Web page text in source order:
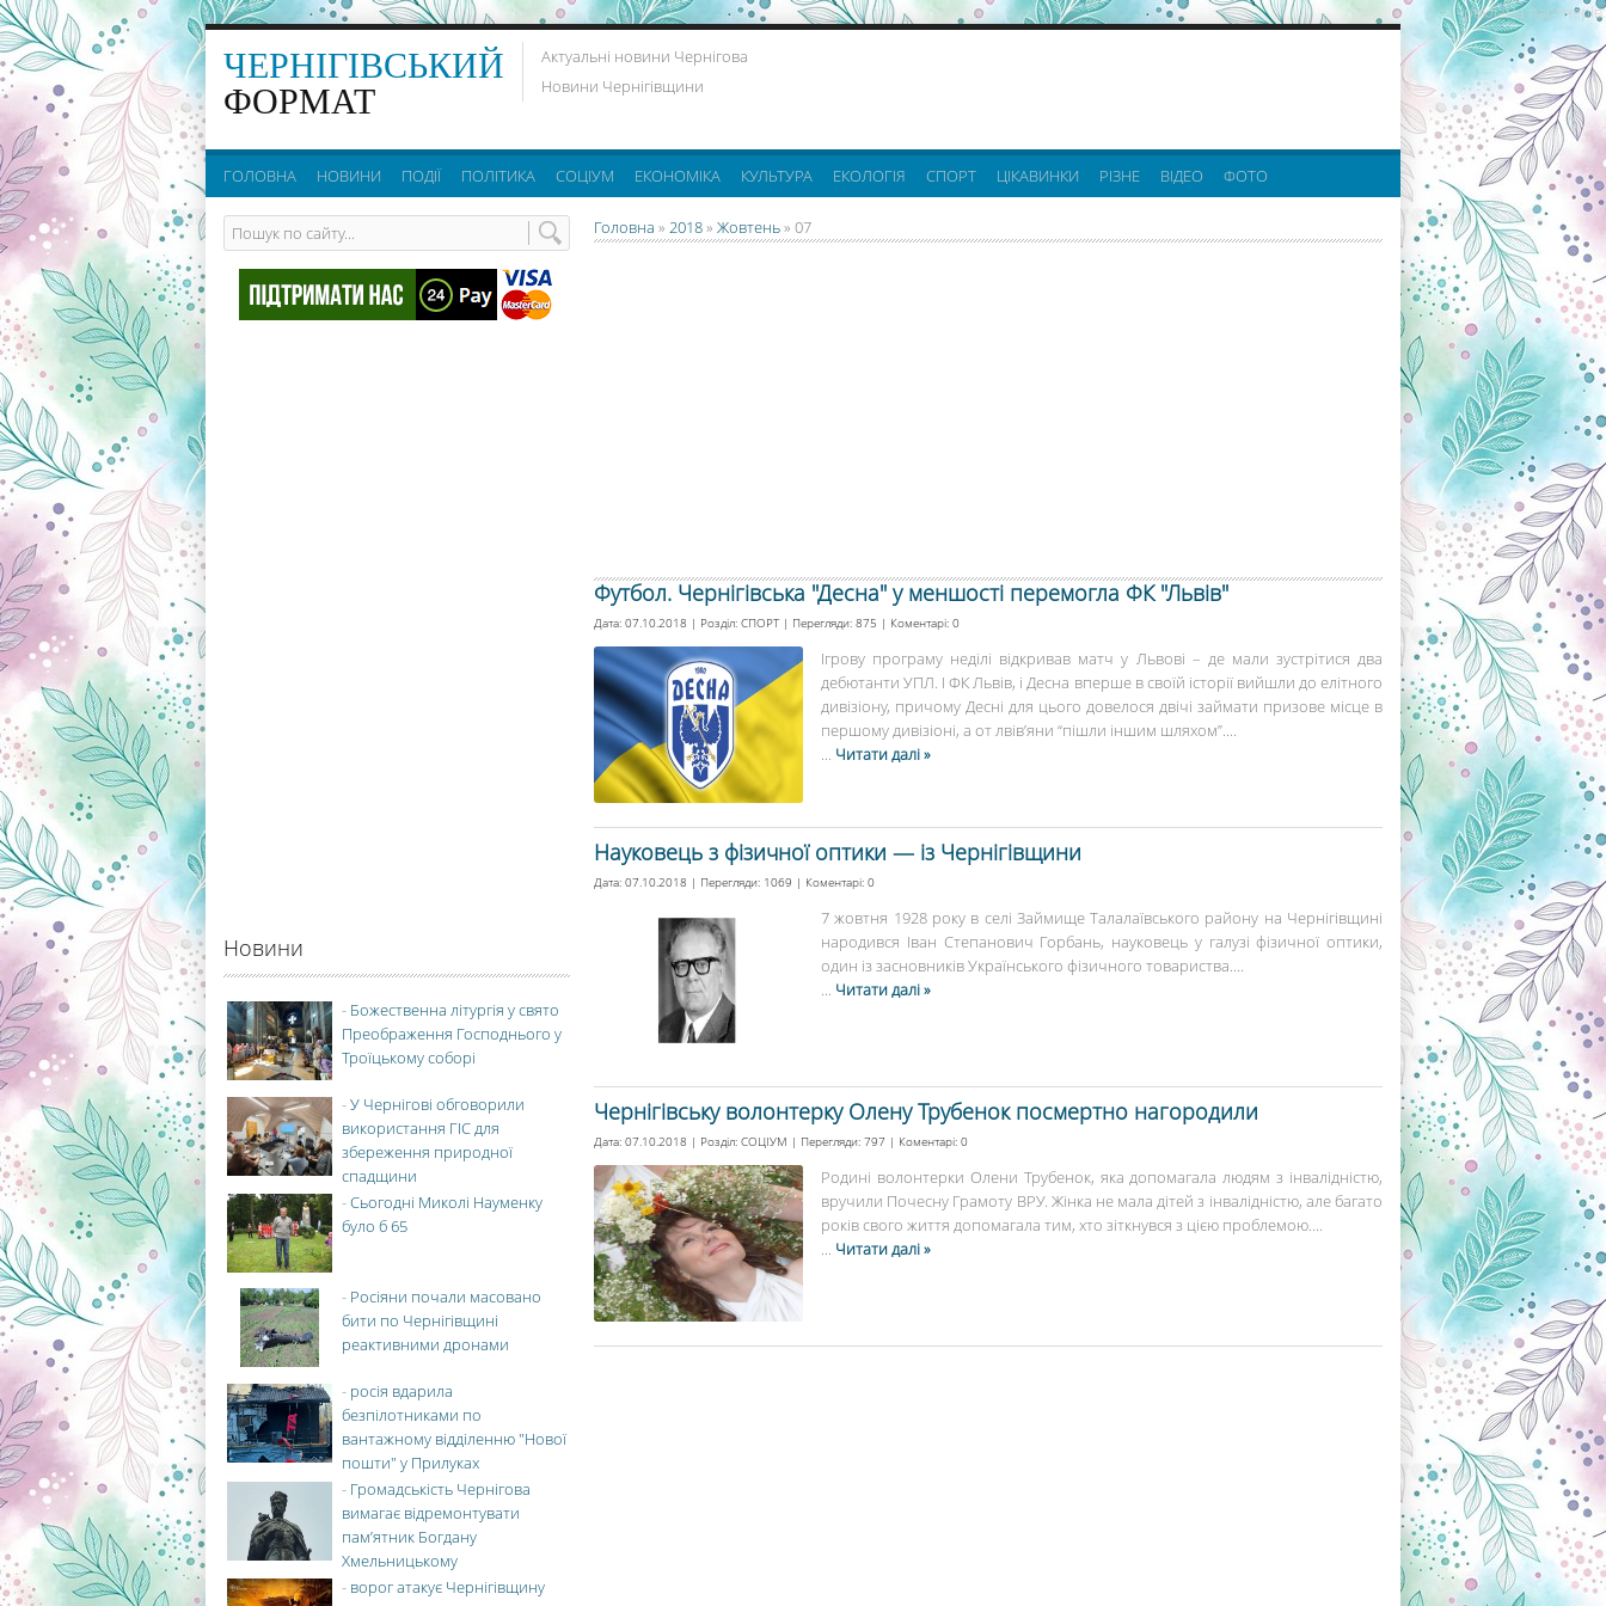
реклама партнерів:
ЧЕРНІГІВСЬКИЙ
ФОРМАТ
Актуальні новини Чернігова
Новини Чернігівщини
ГОЛОВНА НОВИНИ ПОДІЇ ПОЛІТИКА СОЦІУМ ЕКОНОМІКА КУЛЬТУРА ЕКОЛОГІЯ СПОРТ ЦІКАВИНКИ РІЗНЕ ВІДЕО ФОТО
Головна » 2018» Жовтень» 07
Футбол. Чернігівська "Десна" у меншості перемогла ФК "Львів"
Дата: 07.10.2018 | Розділ: СПОРТ | Перегляди: 875 | Коментарі: 0
Ігрову програму неділі відкривав матч у Львові – де мали зустрітися два
дебютанти УПЛ. І ФК Львів, і Десна вперше в своїй історії вийшли до елітного
дивізіону, причому Десні для цього довелося двічі займати призове місце в
першому дивізіоні, а от лвів’яни “пішли іншим шляхом”....
... Читати далі »
Науковець з фізичної оптики — із Чернігівщини
Дата: 07.10.2018 | Перегляди: 1069 | Коментарі: 0
7 жовтня 1928 року в селі Займище Талалаївського району на Чернігівщині
народився Іван Степанович Горбань, науковець у галузі фізичної оптики,
один із засновників Українського фізичного товариства....
... Читати далі »
Чернігівську волонтерку Олену Трубенок посмертно нагородили
Дата: 07.10.2018 | Розділ: СОЦІУМ | Перегляди: 797 | Коментарі: 0
Родині волонтерки Олени Трубенок, яка допомагала людям з інвалідністю,
вручили Почесну Грамоту ВРУ. Жінка не мала дітей з інвалідністю, але багато
років свого життя допомагала тим, хто зіткнувся з цією проблемою....
... Читати далі »
Новини
- Божественна літургія у свято
Преображення Господнього у
Троїцькому соборі
-У Чернігові обговорили
використання ГІС для
збереження природної
спадщини
-Сьогодні Миколі Науменку
було б 65
- Росіяни почали масовано
бити по Чернігівщині
реактивними дронами
- росія вдарила
безпілотниками по
вантажному відділенню "Нової
пошти" у Прилуках
- Громадськість Чернігова
вимагає відремонтувати
пам’ятник Богдану
Хмельницькому
- ворог атакує Чернігівщину